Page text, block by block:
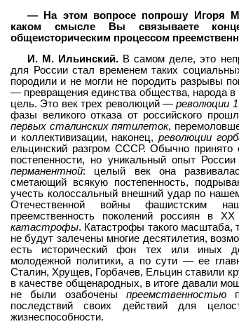
— На этом вопросе попрошу Игоря
каком смысле Вы связываете
общеисторическим процессом
И. М. Ильинский. В самом деле, это
для России стал временем таких
породили и не могли не породить разрывы
— превращения единства общества, народа
цель. Это век трех революций —революции
фазы великого отказа от российского
первых сталинских пятилеток,
и коллективизации, наконец,революции
ельцинский разгром СССР. Обычно принято
постепенности, но уникальный опыт
перманентной: целый век она
сметающий всякую постепенность,
учесть колоссальный внешний удар по
Отечественной войны фашистским
преемственность поколений россиян в
катастрофы. Катастрофы такого масштаба,
не будут залечены многие десятилетия,
есть исторический фон тех или иных
молодежной политики, а по сути — ее
Сталин, Хрущев, Горбачев, Ельцин ставили
в качестве общенародных, в итоге давали
не были озабочены преемственностью
последствий своих действий для
жизнеспособности.